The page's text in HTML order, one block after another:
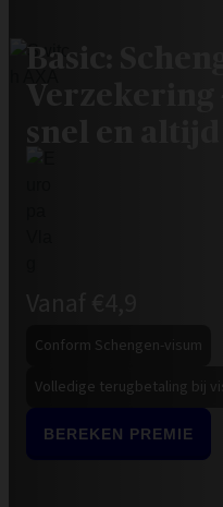
Basic:
Conform Schengen-visum
Volledige terugbetaling bij
BEREKEN PREMIE